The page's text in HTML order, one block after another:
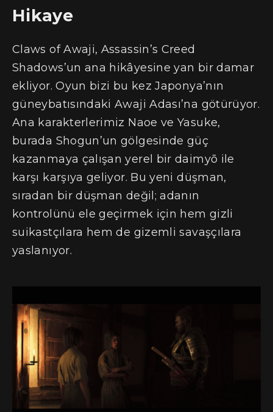
Hikaye
Claws of Awaji, Assassin’s Creed
Shadows’un ana hikâyesine yan bir damar
ekliyor. Oyun bizi bu kez Japonya’nın
güneybatısındaki Awaji Adası’na götürüyor.
Ana karakterlerimiz Naoe ve Yasuke,
burada Shogun’un gölgesinde güç
kazanmaya çalışan yerel bir daimyō ile
karşı karşıya geliyor. Bu yeni düşman,
sıradan bir düşman değil; adanın
kontrolünü ele geçirmek için hem gizli
suikastçılara hem de gizemli savaşçılara
yaslanıyor.